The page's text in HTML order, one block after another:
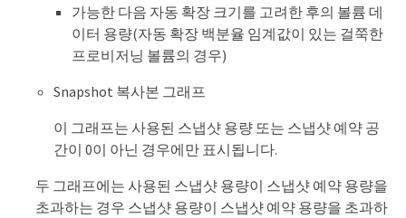
가능한 다음 자동 확장 크기를 고려한 후의 볼륨 데
이터 용량(자동 확장 백분율 임계값이 있는 걸쭉한
프로비저닝 볼륨의 경우)
Snapshot 복사본 그래프
이 그래프는 사용된 스냅샷 용량 또는 스냅샷 예약 공
간이 0이 아닌 경우에만 표시됩니다.
두 그래프에는 사용된 스냅샷 용량이 스냅샷 예약 용량을
초과하는 경우 스냅샷 용량이 스냅샷 예약 용량을 초과하